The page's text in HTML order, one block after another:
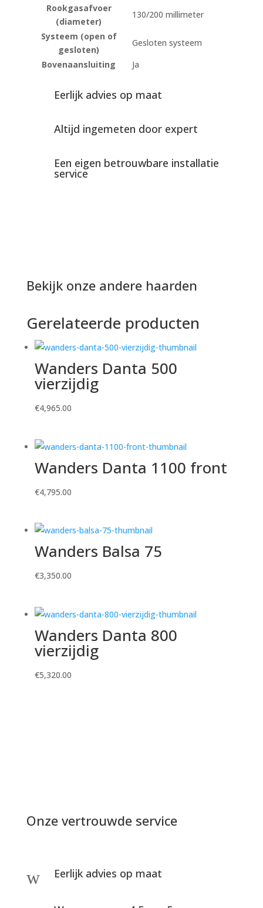
Rookgasafvoer
(diameter)
130/200 millimeter
Systeem (open of
gesloten)
Gesloten systeem
Bovenaansluiting
Ja
Eerlijk advies op maat
Altijd ingemeten door expert
Een eigen betrouwbare installatie
service
Bekijk onze andere haarden
Gerelateerde producten
Wanders Danta 500
vierzijdig
€4,965.00
Wanders Danta 1100 front
€4,795.00
Wanders Balsa 75
€3,350.00
Wanders Danta 800
vierzijdig
€5,320.00
Onze vertrouwde service
w Eerlijk advies op maat